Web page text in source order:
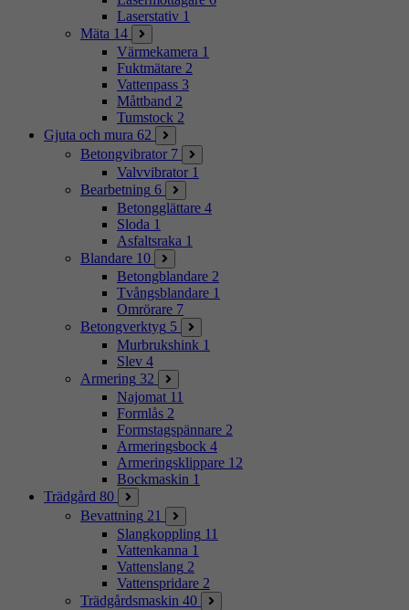
Laserstativ 1
Mäta 14
Värmekamera 1
Fuktmätare 2
Vattenpass 3
Måttband 2
Tumstock 2
Gjuta och mura 62
Betongvibrator 7
Valvvibrator 1
Bearbetning 6
Betongglättare 4
Sloda 1
Asfaltsraka 1
Blandare 10
Betongblandare 2
Tvångsblandare 1
Omrörare 7
Betongverktyg 5
Murbrukshink 1
Slev 4
Armering 32
Najomat 11
Formlås 2
Formstagspännare 2
Armeringsbock 4
Armeringsklippare 12
Bockmaskin 1
Trädgård 80
Bevattning 21
Slangkoppling 11
Vattenkanna 1
Vattenslang 2
Vattenspridare 2
Trädgårdsmaskin 40